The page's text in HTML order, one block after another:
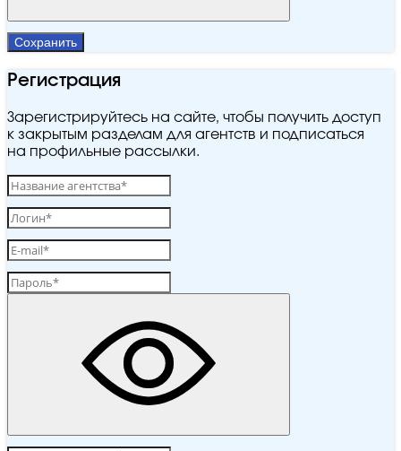
Сохранить
Регистрация
Зарегистрируйтесь на сайте, чтобы получить доступ
к закрытым разделам для агентств и подписаться
на профильные рассылки.